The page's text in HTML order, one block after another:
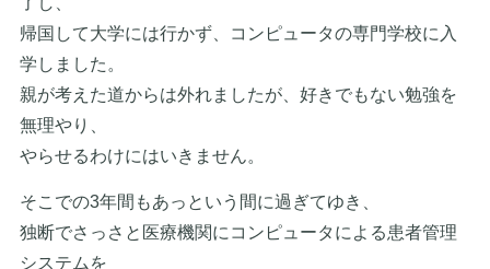
帰国して大学には行かず、コンピュータの専門学校に入
学しました。
親が考えた道からは外れましたが、好きでもない勉強を
無理やり、
やらせるわけにはいきません。
そこでの3年間もあっという間に過ぎてゆき、
独断でさっさと医療機関にコンピュータによる患者管理
システムを